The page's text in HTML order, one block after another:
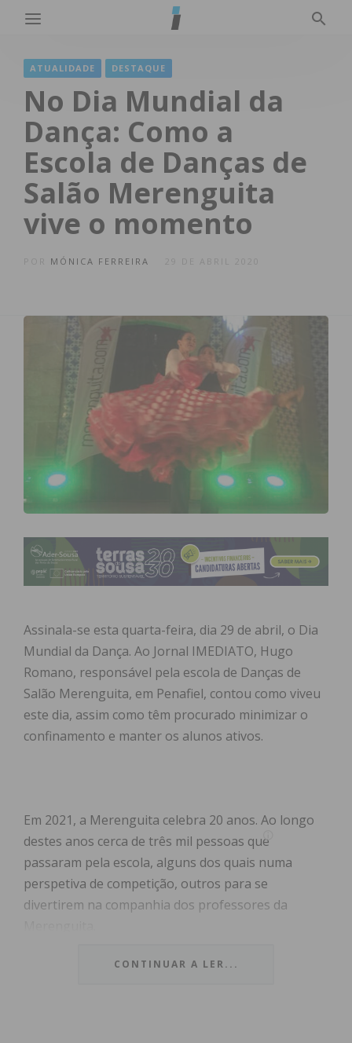
ATUALIDADE DESTAQUE
No Dia Mundial da
Dança: Como a
Escola de Danças de
Salão Merenguita
vive o momento
MÓNICA FERREIRA 29 DE ABRIL 2020
Assinala-se esta quarta-feira, dia 29 de abril, o Dia
Mundial da Dança. Ao Jornal IMEDIATO, Hugo
Romano, responsável pela escola de Danças de
Salão Merenguita, em Penafiel, contou como viveu
este dia, assim como têm procurado minimizar o
confinamento e manter os alunos ativos.
Em 2021, a Merenguita celebra 20 anos. Ao longo
destes anos cerca de três mil pessoas que
passaram pela escola, alguns dos quais numa
perspetiva de competição, outros para se
divertirem na companhia dos professores da
Em tempos de pandemia, Hugo Romano deixou a
CONTINUAR A LER...